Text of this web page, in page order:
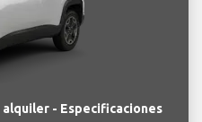
- Especificaciones